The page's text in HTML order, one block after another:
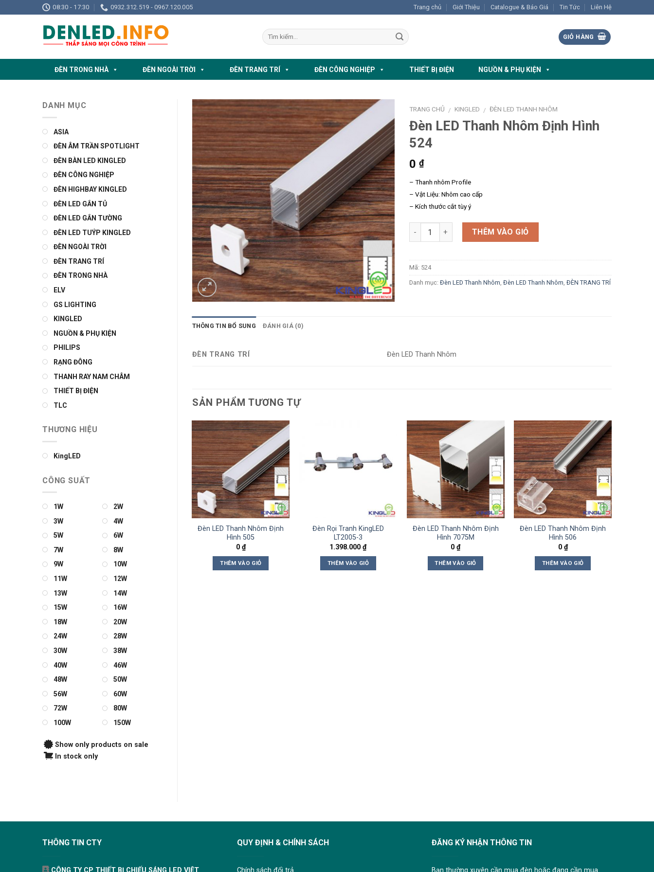
to
08:30 - 17:30 0932.312.519 - 0967.120.005 Trang chủ Giới Thiệu Catalogue & Báo Giá Tin Tức Liên Hệ
GIỎ HÀNG
ĐÈN TRONG NHÀ ĐÈN NGOÀI TRỜI ĐÈN TRANG TRÍ ĐÈN CÔNG NGHIỆP THIẾT BỊ ĐIỆN NGUỒN & PHỤ KIỆN
TRANG CHỦ / KINGLED / ĐÈN LED THANH NHÔM
Đèn LED Thanh Nhôm Định Hình
524
0 ₫
– Thanh nhôm Profile
– Vật Liệu: Nhôm cao cấp
– Kích thước cắt tùy ý
Số lượng THÊM VÀO GIỎ
Mã: 524
Danh mục: Đèn LED Thanh Nhôm, Đèn LED Thanh Nhôm, ĐÈN TRANG TRÍ
THÔNG TIN BỔ SUNG ĐÁNH GIÁ (0)
ĐÈN TRANG TRÍ Đèn LED Thanh Nhôm
SẢN PHẨM TƯƠNG TỰ
Đèn LED Thanh Nhôm Định
Hình 505
0 ₫
THÊM VÀO GIỎ
Đèn Rọi Tranh KingLED
LT2005-3
1.398.000₫
THÊM VÀO GIỎ
Đèn LED Thanh Nhôm Định
Hình 7075M
0₫
THÊM VÀO GIỎ
Đèn LED Thanh Nhôm Định
Hình 506
0 ₫
THÊM VÀO GIỎ
THÊM VÀO GIỎ
Hình 605
THÊM VÀO GIỎ
DANH MỤC
ASIA
ĐÈN ÂM TRẦN SPOTLIGHT
ĐÈN BÀN LED KINGLED
ĐÈN CÔNG NGHIỆP
ĐÈN HIGHBAY KINGLED
ĐÈN LED GẮN TỦ
ĐÈN LED GẮN TƯỜNG
ĐÈN LED TUÝP KINGLED
ĐÈN NGOÀI TRỜI
ĐÈN TRANG TRÍ
ĐÈN TRONG NHÀ
ELV
GS LIGHTING
KINGLED
NGUỒN & PHỤ KIỆN
PHILIPS
RẠNG ĐÔNG
THANH RAY NAM CHÂM
THIẾT BỊ ĐIỆN
TLC
THƯƠNG HIỆU
KingLED
CÔNG SUẤT
1W
2W
3W
4W
5W
6W
7W
8W
9W
10W
11W
12W
13W
14W
15W
16W
18W
20W
24W
28W
30W
38W
40W
46W
48W
50W
56W
60W
72W
80W
100W
150W
Show only products on sale
In stock only
THÔNG TIN CTY
CÔNG TY CP THIẾT BỊ CHIẾU SÁNG LED VIỆT
QUY ĐỊNH & CHÍNH SÁCH
Chính sách đổi trả
ĐĂNG KÝ NHẬN THÔNG TIN
Bạn thường xuyên cần mua đèn hoặc đang cần mua